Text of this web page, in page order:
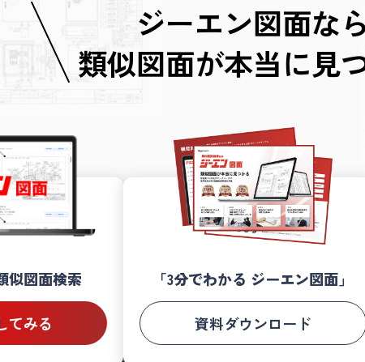
ジーエン図面な
類似図面が本当に見
似図面検索
てみる
「3分でわかる ジーエン図面」
資料ダウンロード